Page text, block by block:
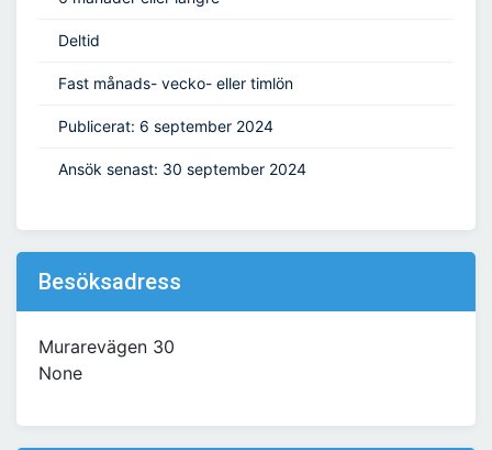
Deltid
Fast månads- vecko- eller timlön
Publicerat: 6 september 2024
Ansök senast: 30 september 2024
Besöksadress
Murarevägen 30
None